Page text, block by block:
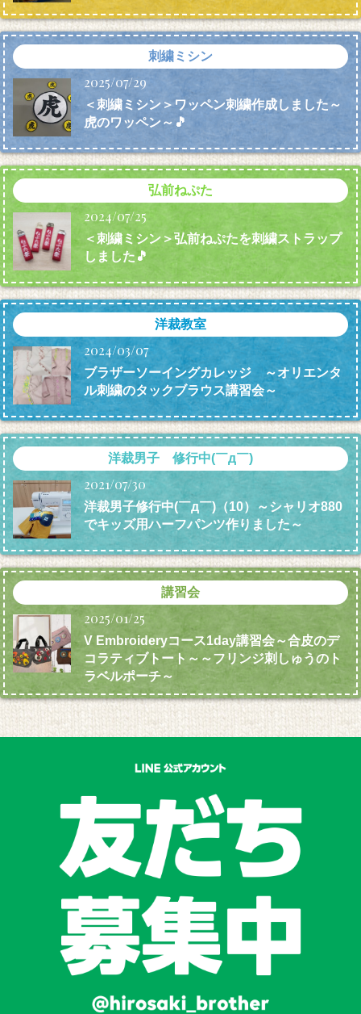
刺繍ミシン
2025/07/29
＜刺繍ミシン＞ワッペン刺繍作成しました～
虎のワッペン～🎵
弘前ねぷた
2024/07/25
＜刺繍ミシン＞弘前ねぷたを刺繍ストラップ
しました🎵
洋裁教室
2024/03/07
ブラザーソーイングカレッジ ～オリエンタ
ル刺繍のタックブラウス講習会～
洋裁男子 修行中(￣д￣)
2021/07/30
洋裁男子修行中(￣д￣)（10）～シャリオ880
でキッズ用ハーフパンツ作りました～
講習会
2025/01/25
V Embroideryコース1day講習会～合皮のデ
コラティブトート～～フリンジ刺しゅうのト
ラベルポーチ～